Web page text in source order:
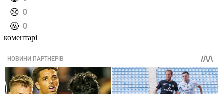
️😢 0
️🤬 0
коментарі